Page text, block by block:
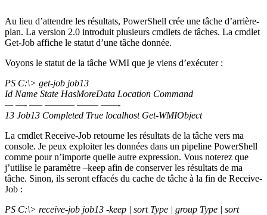
Au lieu d’attendre les résultats, PowerShell crée une tâche d’arrière-
plan. La version 2.0 introduit plusieurs cmdlets de tâches. La cmdlet
Get-Job affiche le statut d’une tâche donnée.
Voyons le statut de la tâche WMI que je viens d’exécuter :
PS C:\> get-job job13
Id Name State HasMoreData Location Command
— —- —– ———– ——– ——-
13 Job13 Completed True localhost Get-WMIObject
La cmdlet Receive-Job retourne les résultats de la tâche vers ma
console. Je peux exploiter les données dans un pipeline PowerShell
comme pour n’importe quelle autre expression. Vous noterez que
j’utilise le paramètre –keep afin de conserver les résultats de ma
tâche. Sinon, ils seront effacés du cache de tâche à la fin de Receive-
Job :
PS C:\> receive-job job13 -keep | sort Type | group Type | sort